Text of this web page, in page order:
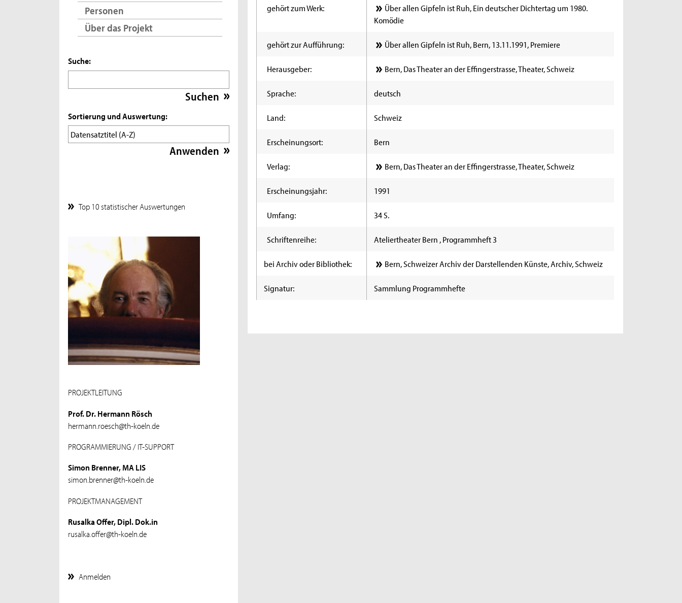
Personen
Über das Projekt
Suche:
Sortierung und Auswertung:
Top 10 statistischer Auswertungen
PROJEKTLEITUNG
Prof. Dr. Hermann Rösch
hermann.roesch@th-koeln.de
PROGRAMMIERUNG / IT-SUPPORT
Simon Brenner, MA LIS
simon.brenner@th-koeln.de
PROJEKTMANAGEMENT
Rusalka Offer, Dipl. Dok.in
rusalka.offer@th-koeln.de
Anmelden
gehört zum Werk:
Über allen Gipfeln ist Ruh, Ein deutscher Dichtertag um 1980.
Komödie
gehört zur Aufführung: Über allen Gipfeln ist Ruh, Bern, 13.11.1991, Premiere
Herausgeber: Bern, Das Theater an der Effingerstrasse, Theater, Schweiz
Sprache: deutsch
Land: Schweiz
Erscheinungsort: Bern
Verlag: Bern, Das Theater an der Effingerstrasse, Theater, Schweiz
Erscheinungsjahr: 1991
Umfang: 34 S.
Schriftenreihe: Ateliertheater Bern , Programmheft 3
bei Archiv oder Bibliothek: Bern, Schweizer Archiv der Darstellenden Künste, Archiv, Schweiz
Signatur: Sammlung Programmhefte